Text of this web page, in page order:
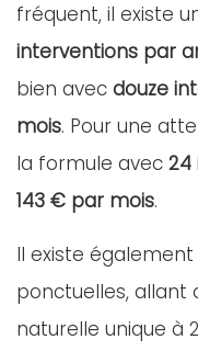
fréquent, il existe
interventions par
bien avec douze
mois. Pour une
la formule avec 24
143 € par mois.
Il existe
ponctuelles, allant
naturelle unique à